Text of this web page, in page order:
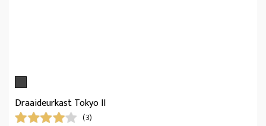
Draaideurkast Tokyo II
(3)